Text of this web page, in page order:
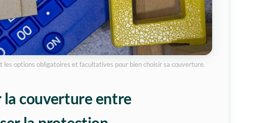
options obligatoires et facultatives pour bien choisir sa couverture.
couverture entre